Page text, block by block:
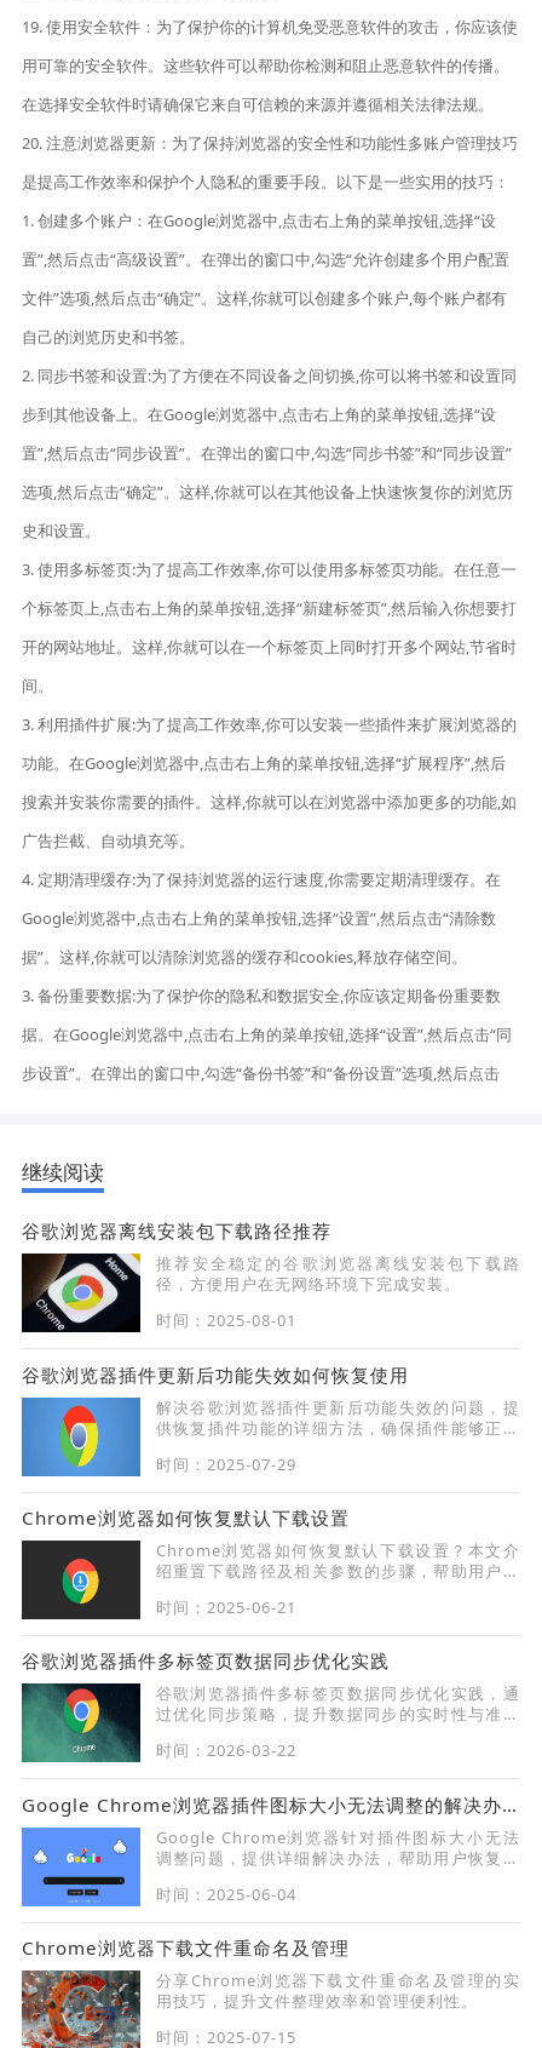
19. 使用安全软件：为了保护你的计算机免受恶意软件的攻击，你应该使
用可靠的安全软件。这些软件可以帮助你检测和阻止恶意软件的传播。
在选择安全软件时请确保它来自可信赖的来源并遵循相关法律法规。
20. 注意浏览器更新：为了保持浏览器的安全性和功能性多账户管理技巧
是提高工作效率和保护个人隐私的重要手段。以下是一些实用的技巧：
1. 创建多个账户：在Google浏览器中,点击右上角的菜单按钮,选择“设
置”,然后点击“高级设置”。在弹出的窗口中,勾选“允许创建多个用户配置
文件”选项,然后点击“确定”。这样,你就可以创建多个账户,每个账户都有
自己的浏览历史和书签。
2. 同步书签和设置:为了方便在不同设备之间切换,你可以将书签和设置同
步到其他设备上。在Google浏览器中,点击右上角的菜单按钮,选择“设
置”,然后点击“同步设置”。在弹出的窗口中,勾选“同步书签”和“同步设置”
选项,然后点击“确定”。这样,你就可以在其他设备上快速恢复你的浏览历
史和设置。
3. 使用多标签页:为了提高工作效率,你可以使用多标签页功能。在任意一
个标签页上,点击右上角的菜单按钮,选择“新建标签页”,然后输入你想要打
开的网站地址。这样,你就可以在一个标签页上同时打开多个网站,节省时
间。
3. 利用插件扩展:为了提高工作效率,你可以安装一些插件来扩展浏览器的
功能。在Google浏览器中,点击右上角的菜单按钮,选择“扩展程序”,然后
搜索并安装你需要的插件。这样,你就可以在浏览器中添加更多的功能,如
广告拦截、自动填充等。
4. 定期清理缓存:为了保持浏览器的运行速度,你需要定期清理缓存。在
Google浏览器中,点击右上角的菜单按钮,选择“设置”,然后点击“清除数
据”。这样,你就可以清除浏览器的缓存和cookies,释放存储空间。
3. 备份重要数据:为了保护你的隐私和数据安全,你应该定期备份重要数
据。在Google浏览器中,点击右上角的菜单按钮,选择“设置”,然后点击“同
步设置”。在弹出的窗口中,勾选“备份书签”和“备份设置”选项,然后点击
继续阅读
谷歌浏览器离线安装包下载路径推荐
推荐安全稳定的谷歌浏览器离线安装包下载路
径，方便用户在无网络环境下完成安装。
时间：2025-08-01
谷歌浏览器插件更新后功能失效如何恢复使用
解决谷歌浏览器插件更新后功能失效的问题，提
供恢复插件功能的详细方法，确保插件能够正常
时间：2025-07-29
Chrome浏览器如何恢复默认下载设置
Chrome浏览器如何恢复默认下载设置？本文介
绍重置下载路径及相关参数的步骤，帮助用户恢
时间：2025-06-21
谷歌浏览器插件多标签页数据同步优化实践
谷歌浏览器插件多标签页数据同步优化实践，通
过优化同步策略，提升数据同步的实时性与准确
时间：2026-03-22
Google Chrome浏览器插件图标大小无法调整的解决办法
Google Chrome浏览器针对插件图标大小无法
调整问题，提供详细解决办法，帮助用户恢复自
时间：2025-06-04
Chrome浏览器下载文件重命名及管理
分享Chrome浏览器下载文件重命名及管理的实
用技巧，提升文件整理效率和管理便利性。
时间：2025-07-15